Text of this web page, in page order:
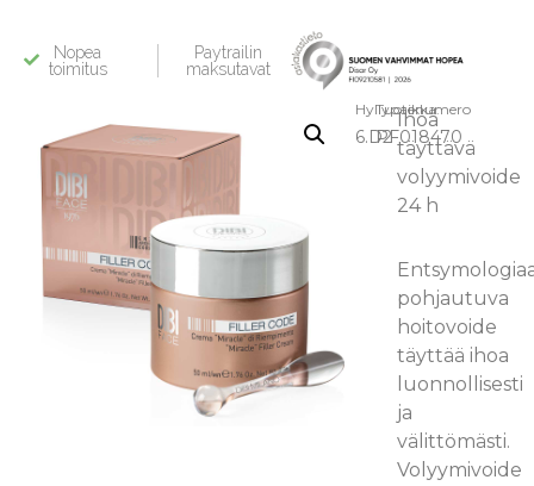
Hyllypaikka:
6.D2
Tuotenumero
PF018470
Ihoa
täyttävä
volyymivoide
24 h
pohjautuva
hoitovoide
täyttää ihoa
luonnollisesti
ja
välittömästi.
Volyymivoide
Nopea
toimitus
Paytrailin
maksutavat